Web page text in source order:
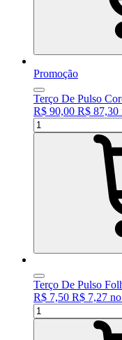
Promoção
Terço De Pulso
R$ 90,00 R$ 87,30
Terço De Pulso
R$ 7,50 R$ 7,27 no